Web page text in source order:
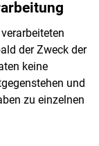
der Zweck der
keine
und
zu einzelnen